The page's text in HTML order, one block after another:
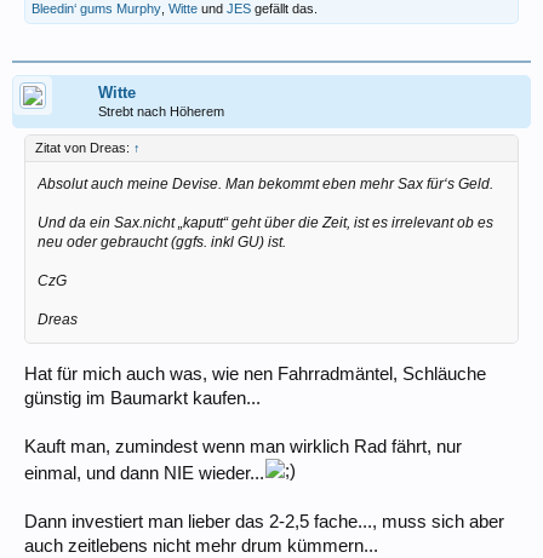
Bleedin‘ gums Murphy Witte und JES gefällt das.
Witte
Strebt nach Höherem
Zitat von Dreas: ↑
Absolut auch meine Devise. Man bekommt eben mehr Sax für‘s Geld.
Und da ein Sax.nicht „kaputt“ geht über die Zeit, ist es irrelevant ob es
neu oder gebraucht (ggfs. inkl GU) ist.
CzG
Dreas
Hat für mich auch was, wie nen Fahrradmäntel, Schläuche
günstig im Baumarkt kaufen...
Kauft man, zumindest wenn man wirklich Rad fährt, nur
einmal, und dann NIE wieder...
Dann investiert man lieber das 2-2,5 fache..., muss sich aber
auch zeitlebens nicht mehr drum kümmern...